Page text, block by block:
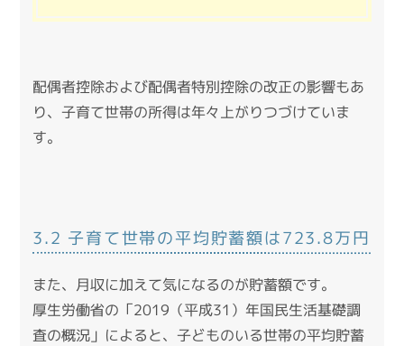
配偶者控除および配偶者特別控除の改正の影響もあ
り、子育て世帯の所得は年々上がりつづけていま
す。
3.2 子育て世帯の平均貯蓄額は723.8万円
また、月収に加えて気になるのが貯蓄額です。
厚生労働省の「2019（平成31）年国民生活基礎調
査の概況」 によると、子どものいる世帯の平均貯蓄